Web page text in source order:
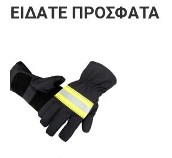
ΕΊΔΑΤΕ ΠΡΌΣΦΑΤΑ